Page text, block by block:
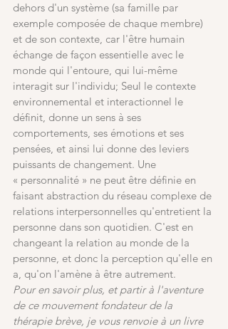
dehors d'un système (sa famille par
exemple composée de chaque membre)
et de son contexte, car l'être humain
échange de façon essentielle avec le
monde qui l'entoure, qui lui-même
interagit sur l'individu; Seul le contexte
environnemental et interactionnel le
définit, donne un sens à ses
comportements, ses émotions et ses
pensées, et ainsi lui donne des leviers
puissants de changement. Une
« personnalité » ne peut être définie en
faisant abstraction du réseau complexe de
relations interpersonnelles qu'entretient la
personne dans son quotidien. C'est en
changeant la relation au monde de la
personne, et donc la perception qu'elle en
a, qu'on l'amène à être autrement.
Pour en savoir plus, et partir à l'aventure
de ce mouvement fondateur de la
thérapie brève, je vous renvoie à un livre